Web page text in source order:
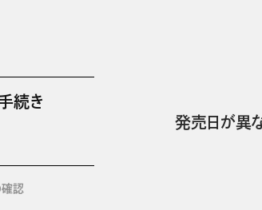
続き
確認
発売日が異